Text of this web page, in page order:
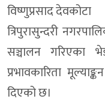
विष्णुप्रसाद देवकोटा
त्रिपुरासुन्दरी
सञ्चालन गरिएका
प्रभावकारिता
दिएको छ।